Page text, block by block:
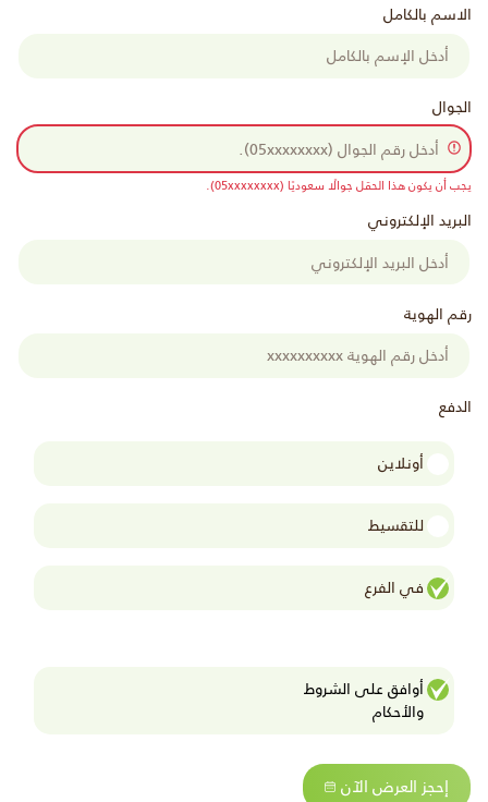
الاسم بالكامل
الجوال
يجب أن يكون هذا الحقل جوالًا سعوديًا (05xxxxxxxx).
البريد الإلكتروني
رقم الهوية
الدفع
أونلاين
للتقسيط
في الفرع
أوافق على الشروط
واﻷحكام
إحجز العرض الآن